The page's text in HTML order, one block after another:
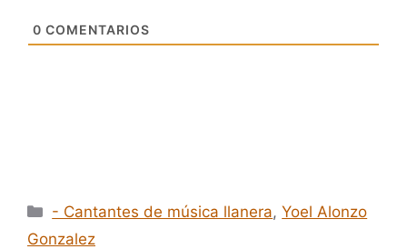
0 COMENTARIOS
Categorías
- Cantantes de música llanera,Yoel Alonzo
Gonzalez